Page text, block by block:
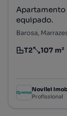
Apartamento
equipado.
Barosa,
Tipologia
T2
Preço por107 m²
Novilei
Profissional